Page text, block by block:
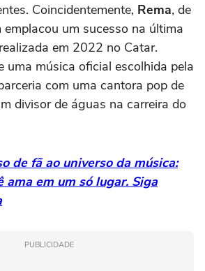
Coincidentemente, Rema, de
um sucesso na última
em 2022 no Catar.
uma música oficial escolhida pela
com uma cantora pop de
divisor de águas na carreira do
de fã ao universo da música:
ama em um só lugar. Siga
PUBLICIDADE